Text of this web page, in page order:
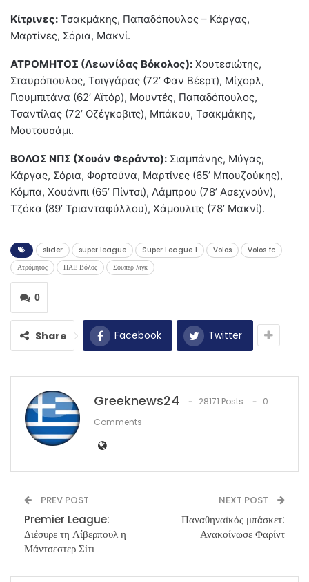
Κίτρινες: Τσακμάκης, Παπαδόπουλος – Κάργας,
Μαρτίνες, Σόρια, Μακνί.
ΑΤΡΟΜΗΤΟΣ (Λεωνίδας Βόκολος): Χουτεσιώτης,
Σταυρόπουλος, Τσιγγάρας (72’ Φαν Βέερτ), Μίχορλ,
Γιουμπιτάνα (62’ Αϊτόρ), Μουντές, Παπαδόπουλος,
Τσαντίλας (72’ Οζέγκοβιτς), Μπάκου, Τσακμάκης,
Μουτουσάμι.
ΒΟΛΟΣ ΝΠΣ (Χουάν Φεράντο): Σιαμπάνης, Μύγας,
Κάργας, Σόρια, Φορτούνα, Μαρτίνες (65’ Μπουζούκης),
Κόμπα, Χουάνπι (65’ Πίντσι), Λάμπρου (78’ Ασεχνούν),
Τζόκα (89’ Τριανταφύλλου), Χάμουλιτς (78’ Μακνί).
slider super league Super League 1 Volos
Volos fc
Ατρόμητος
ΠΑΕ Βόλος Σουπερ λιγκ
0
Share Facebook Twitter
Greeknews24 28171 Posts
0
Comments
PREV POST
Premier League:
Διέσυρε τη Λίβερπουλ η
Μάντσεστερ Σίτι
NEXT POST
Παναθηναϊκός μπάσκετ:
Ανακοίνωσε Φαρίντ